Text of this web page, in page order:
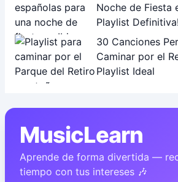
Noche de Fiesta
Playlist Definitiva!
30 Canciones
Caminar por el
Playlist Ideal
MusicLearn
Aprende de forma divertida —
tiempo con tus intereses 🎶